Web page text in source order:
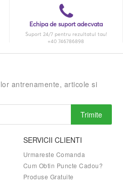
Echipa de suport adecvata
Suport 24/7 pentru rezultatul tau!
+40 746786898
antrenamente, articole si
Trimite
SERVICII CLIENTI
Urmareste Comanda
Cum Obtin Puncte Cadou?
Produse Gratuite